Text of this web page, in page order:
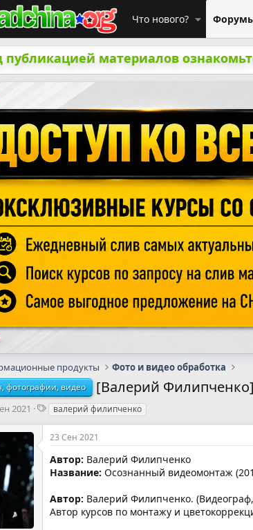
Что нового?
публикацией материалов
продукты Фото и видео обработка
фотографии, видео [Валерий
2021
Т
г
и
валерий филипченко
23 Сен 2021
Автор: Валерий Филипченко
Название: Осознанный видеомонтаж
Автор: Валерий Филипченко.
Автор курсов по монтажу и